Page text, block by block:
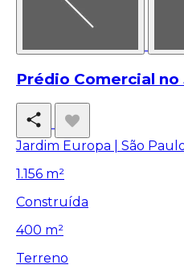
Prédio Comercial
Jardim Europa | São
1.156 m²
Construída
400 m²
Terreno